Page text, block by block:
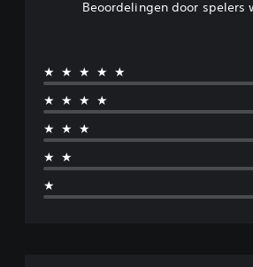
Beoordelingen door spelers
★★★★★
★★★★
★★★
★★
★